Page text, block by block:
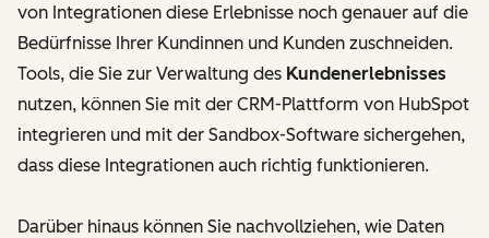
von Integrationen diese Erlebnisse noch genauer auf die
Bedürfnisse Ihrer Kundinnen und Kunden zuschneiden.
Tools, die Sie zur Verwaltung des Kundenerlebnisses
nutzen, können Sie mit der CRM-Plattform von HubSpot
integrieren und mit der Sandbox-Software sichergehen,
dass diese Integrationen auch richtig funktionieren.
Darüber hinaus können Sie nachvollziehen, wie Daten